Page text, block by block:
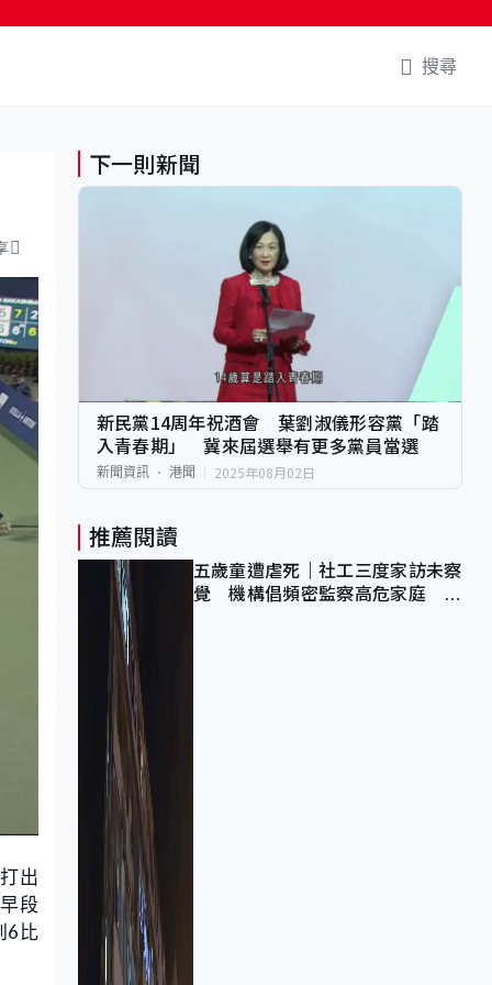
搜尋
出
段
6比
下一則新聞
新民黨14周年祝酒會 葉劉淑儀形容黨「踏
入青春期」 冀來屆選舉有更多黨員當選
新聞資訊 港聞 2025年08月02日
推薦閱讀
五歲童遭虐死｜社工三度家訪未察
覺 機構倡頻密監察高危家庭 管